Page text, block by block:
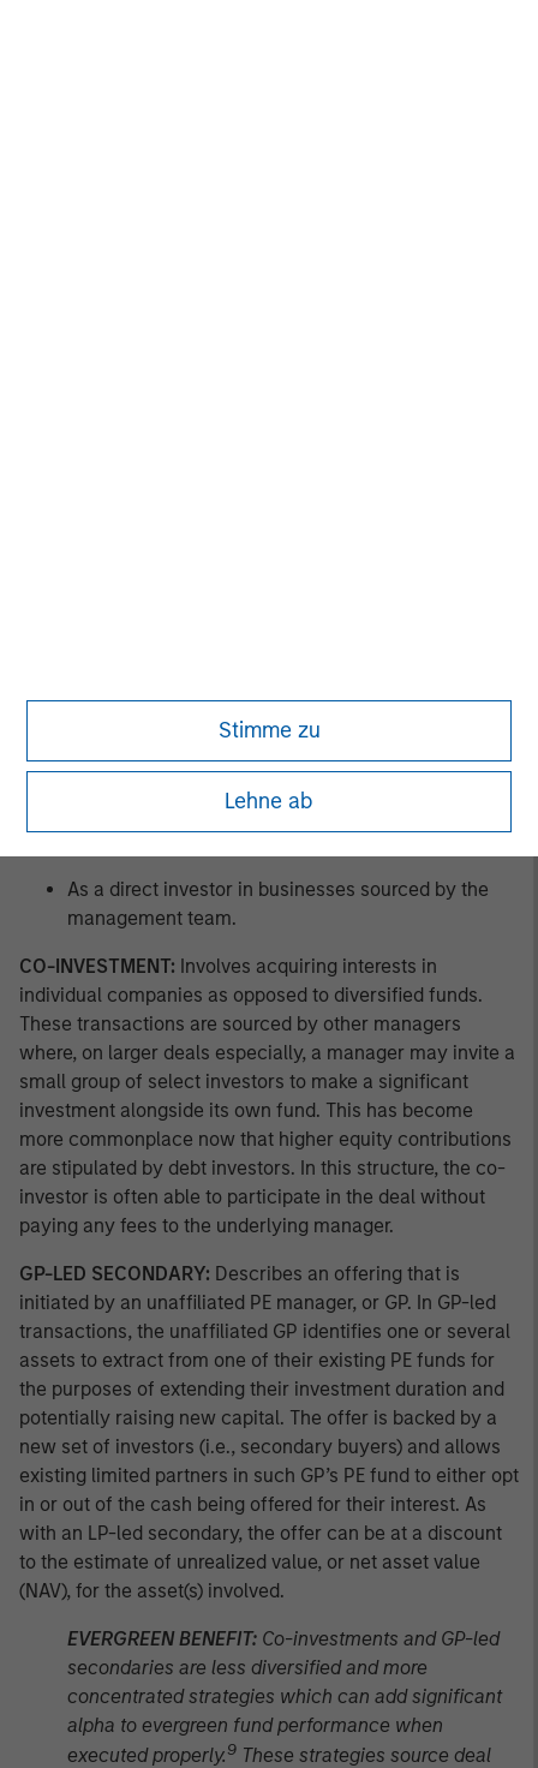
Stimme zu
Lehne ab
As a buyer of pre-owned private equity fund
interests in LP-led secondary offerings.
As a buyer of new private equity fund interests in a
As a direct investor in businesses sourced by the
management team.
CO-INVESTMENT: Involves acquiring interests in
individual companies as opposed to diversified funds.
These transactions are sourced by other managers
where, on larger deals especially, a manager may invite a
small group of select investors to make a significant
investment alongside its own fund. This has become
more commonplace now that higher equity contributions
are stipulated by debt investors. In this structure, the co-
investor is often able to participate in the deal without
paying any fees to the underlying manager.
GP-LED SECONDARY: Describes an offering that is
initiated by an unaffiliated PE manager, or GP. In GP-led
transactions, the unaffiliated GP identifies one or several
assets to extract from one of their existing PE funds for
the purposes of extending their investment duration and
potentially raising new capital. The offer is backed by a
new set of investors (i.e., secondary buyers) and allows
existing limited partners in such GP’s PE fund to either opt
in or out of the cash being offered for their interest. As
with an LP-led secondary, the offer can be at a discount
to the estimate of unrealized value, or net asset value
(NAV), for the asset(s) involved.
EVERGREEN BENEFIT: Co-investments and GP-led
secondaries are less diversified and more
concentrated strategies which can add significant
alpha to evergreen fund performance when
executed properly.9 These strategies source deal